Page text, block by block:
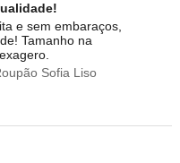
e sem embaraços,
Tamanho na
Sofia Liso